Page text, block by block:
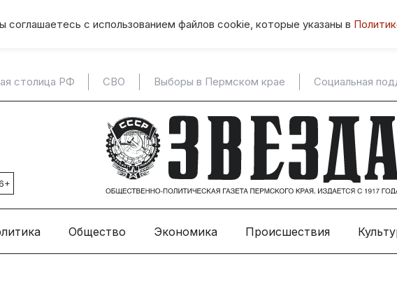
соглашаетесь с использованием файлов cookie, которые указаны в
столица РФ СВО Выборы в Пермском крае Социальная
Общество Экономика Происшествия